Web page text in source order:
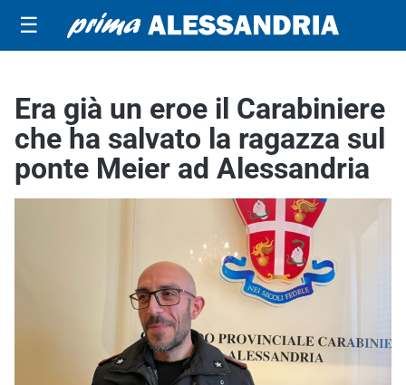
☰
Era già un eroe il Carabiniere
che ha salvato la ragazza sul
ponte Meier ad Alessandria